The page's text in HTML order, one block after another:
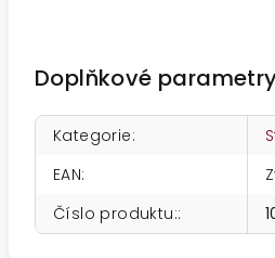
Doplňkové
Kategorie:
EAN:
Číslo produktu::